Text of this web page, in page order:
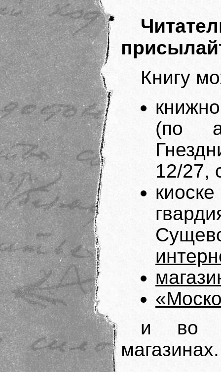
Книгу
(по
12/27,
и во
магазинах.